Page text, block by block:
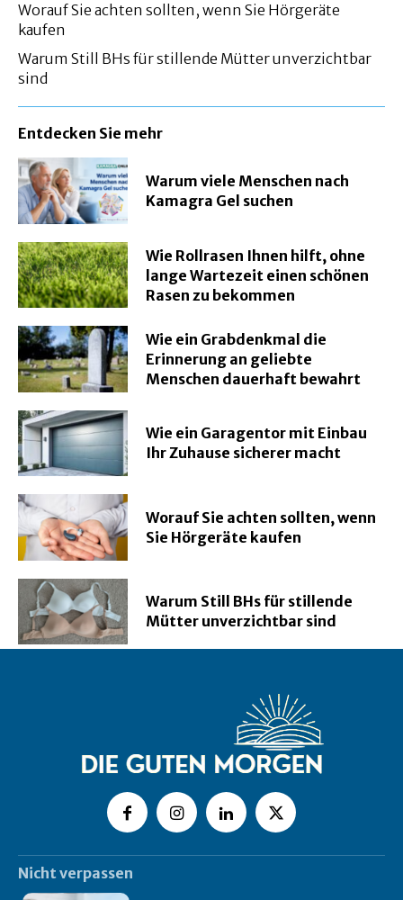
Worauf Sie achten sollten, wenn Sie Hörgeräte
kaufen
Warum Still BHs für stillende Mütter unverzichtbar
sind
Entdecken Sie mehr
Warum viele Menschen nach
Kamagra Gel suchen
Wie Rollrasen Ihnen hilft, ohne
lange Wartezeit einen schönen
Rasen zu bekommen
Wie ein Grabdenkmal die
Erinnerung an geliebte
Menschen dauerhaft bewahrt
Wie ein Garagentor mit Einbau
Ihr Zuhause sicherer macht
Worauf Sie achten sollten, wenn
Sie Hörgeräte kaufen
Warum Still BHs für stillende
Mütter unverzichtbar sind
Nicht verpassen